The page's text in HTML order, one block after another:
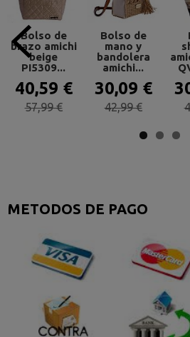
METODOS DE PAGO
Bolso de
brazo amichi
beige
PI5309...
40,59 €
57,99 €
Bolso de
mano y
bandolera
amichi...
30,09 €
42,99 €